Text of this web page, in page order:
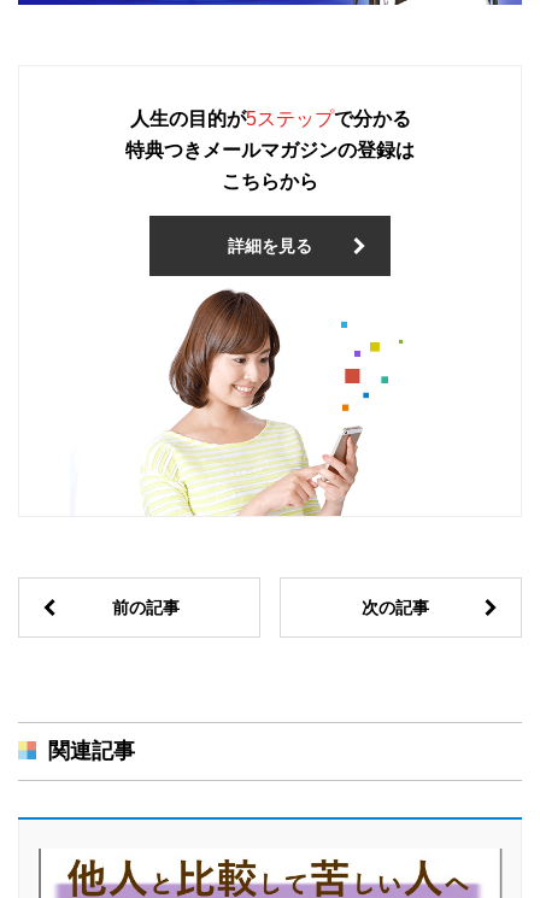
人生の目的が5ステップで分かる
特典つきメールマガジンの登録は
こちらから
詳細を見る
前の記事 次の記事
関連記事